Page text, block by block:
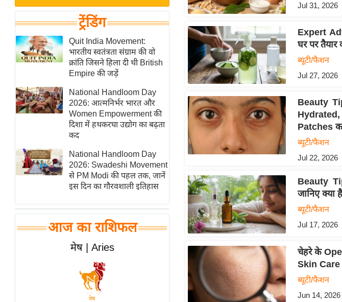
News
Hindi
Videos
खेल
क्रिकेट
IPL
2026
ई-पेपर
मिसाल बेमिसाल
शख्सियत
यंग इंडिया
साहित्य जगत
ऑटो वर्ल्ड
न्यूज ब्रीफ
बॉलीवुड
हॉलीवुड
फिल्म समीक्षा
लाइफस्टाइल
ट्रेंडिंग
Quit India Movement:
भारतीय स्वतंत्रता संग्राम की वो
क्रांति जिसने हिला दी थी British
Empire की जड़ें
National Handloom Day
2026: आत्मनिर्भर भारत और
Women Empowerment की
दिशा में हथकरघा उद्योग का बढ़ता
कद
National Handloom Day
2026: Swadeshi Movement
से PM Modi की पहल तक, जानें
इस दिन का गौरवशाली इतिहास
आज का राशिफल
मेष | Aries
Jul 31, 2026
Expert
घर पर
ब्यूटी/फैशन
Jul 27, 2026
Beauty
Patches
ब्यूटी/फैशन
Jul 22, 2026
Beauty
जानिए क्या
ब्यूटी/फैशन
Jul 17, 2026
चेहरे के
Skin Care
ब्यूटी/फैशन
Jun 14, 2026